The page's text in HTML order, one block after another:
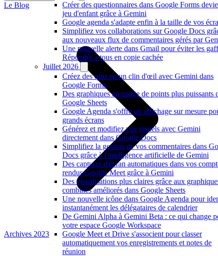
Créer des questionnaires dans Google Forms
jeu d'enfant grâce à Gemini
Google agenda s'adapte enfin à la taille de vos
Simplifiez vos collaborations sur Google Docs
aux nouveaux flux de commentaires gérés par
Une nouvelle alerte dans Gmail pour éviter les
Répondre à tous en copie cachée
Juillet 2026
Créez des quiz en un clin d'œil avec Gemini dans
Google Forms
Des graphiques en nuage de points plus puissants
Google Sheets
Google Agenda s'offre un affichage sur mesure
grands écrans
Générez et modifiez vos visuels avec Gemini
directement dans Google Docs
Simplifiez la gestion de vos commentaires dans
Docs grâce à l'intelligence artificielle de Gemini
Des captures d'écran automatiques dans vos
rendus Google Meet grâce à Gemini
Des visualisations plus claires grâce aux
combinés améliorés dans Google Sheets
Une nouvelle icône dans Google Agenda pour
instantanément les délégataires de calendrier
De Gemini Alpha à Gemini Beta : ce qui change
votre espace Google Workspace
Google Meet et Drive s'associent pour classer
automatiquement vos enregistrements et notes de
réunion
Le Blog
Archives 2023